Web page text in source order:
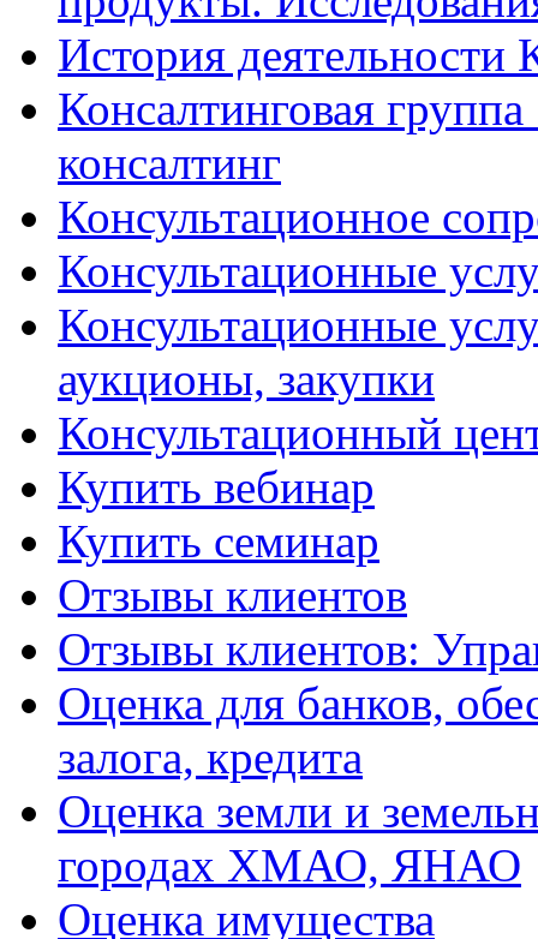
История деятельности
Консалтинговая
консалтинг
Консультационное
Консультационные
Консультационные
аукционы, закупки
Консультационный
Купить вебинар
Купить семинар
Отзывы клиентов
Отзывы клиентов:
Оценка для банков,
залога, кредита
Оценка земли и
городах ХМАО, ЯНАО
Оценка имущества